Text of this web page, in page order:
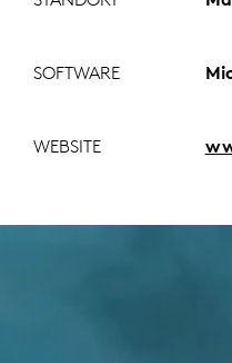
SOFTWARE
WEBSITE